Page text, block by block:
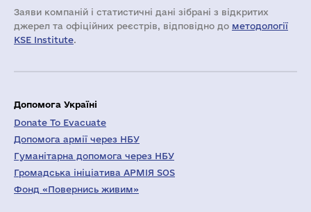
Заяви компаній i статистичні дані зібрані з відкритих
джерел та офіційних реєстрів, відповідно до методології
KSE Institute.
Допомога Україні
Donate To Evacuate
Допомога армії через НБУ
Гуманітарна допомога через НБУ
Громадська ініціатива АРМІЯ SOS
Фонд «Повернись живим»